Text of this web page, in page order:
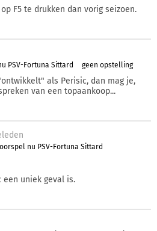
F5 te drukken dan vorig seizoen.
PSV-Fortuna Sittard geen opstelling
als Perisic, dan mag je,
van een topaankoop...
nu PSV-Fortuna Sittard
een uniek geval is.